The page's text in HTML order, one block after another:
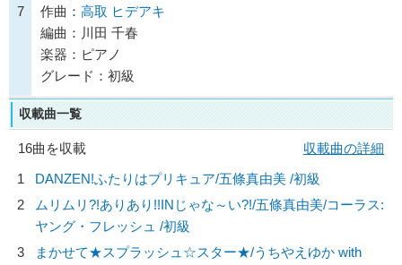
7
作曲： 高取 ヒデアキ
編曲：川田 千春
楽器：ピアノ
グレード：初級
収載曲一覧
16曲を収載
収載曲の詳細
1
DANZEN!ふたりはプリキュア/五條真由美 /初級
2
ムリムリ?!ありあり!!INじゃな～い?!/五條真由美/コーラス:
ヤング・フレッシュ /初級
3
まかせて★スプラッシュ☆スター★/うちやえゆか with